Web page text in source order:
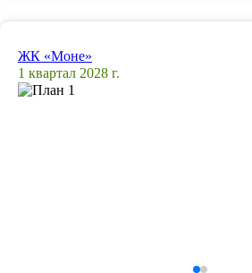
ЖК «Моне»
1 квартал 2028 г.